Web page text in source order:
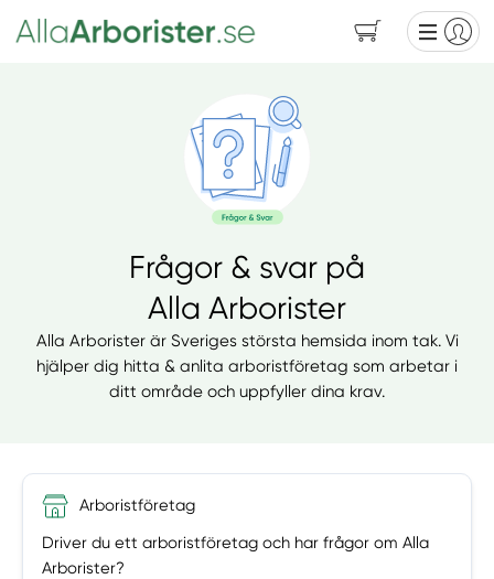
Frågor & svar på
Alla Arborister
Alla Arborister är Sveriges största hemsida inom tak. Vi
hjälper dig hitta & anlita arboristföretag som arbetar i
ditt område och uppfyller dina krav.
Arboristföretag
Driver du ett arboristföretag och har frågor om Alla
Arborister?